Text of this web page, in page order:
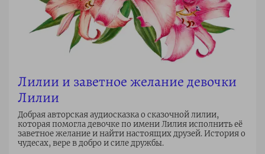
Лилии и заветное желание девочки
Лилии
Добрая авторская аудиосказка о сказочной лилии,
которая помогла девочке по имени Лилия исполнить её
заветное желание и найти настоящих друзей. История о
чудесах, вере в добро и силе дружбы.